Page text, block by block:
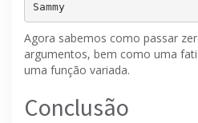
Sammy
Agora sabemos como passar
argumentos, bem como uma
uma função variada.
Conclusão